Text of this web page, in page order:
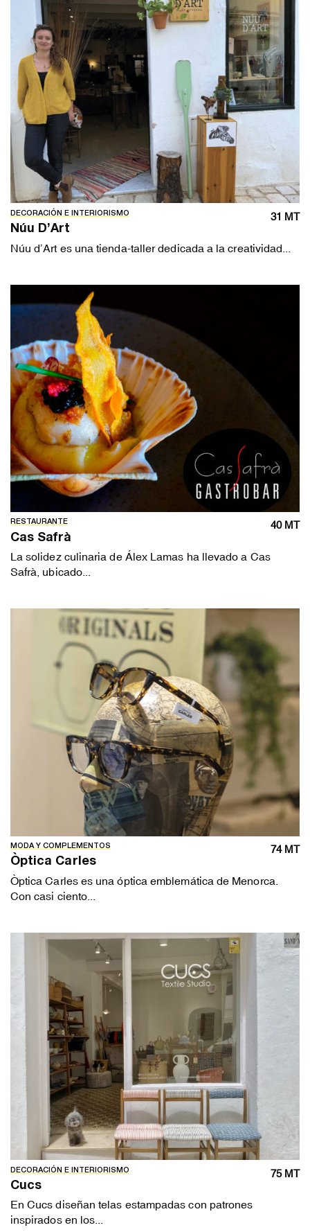
DECORACIÓN E INTERIORISMO 31 MT
Núu D’Art
Núu d’Art es una tienda-taller dedicada a la creatividad...
RESTAURANTE 40 MT
Cas Safrà
La solidez culinaria de Álex Lamas ha llevado a Cas
Safrà, ubicado...
MODA Y COMPLEMENTOS 74 MT
Òptica Carles
Òptica Carles es una óptica emblemática de Menorca.
Con casi ciento...
DECORACIÓN E INTERIORISMO 75 MT
Cucs
En Cucs diseñan telas estampadas con patrones
inspirados en los...